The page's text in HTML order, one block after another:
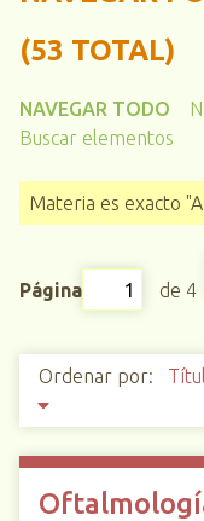
(53 TOTAL)
NAVEGAR TODO
Buscar elementos
Materia es exacto
Página de 4
Ordenar por: